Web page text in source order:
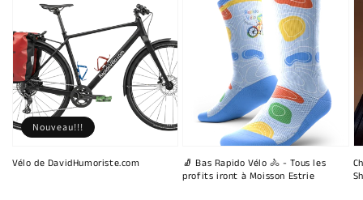
Vélo de DavidHumoriste.com
Nouveau!!!
🧦 Bas Rapido Vélo 🚴 - Tous les
profits iront à Moisson Estrie